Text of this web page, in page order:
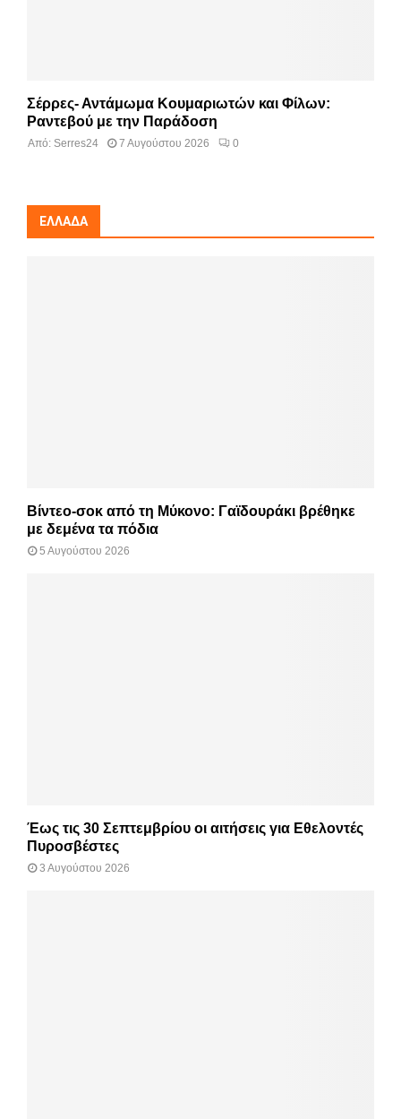
Σέρρες- Αντάμωμα Κουμαριωτών και Φίλων:
Ραντεβού με την Παράδοση
Από: Serres24 7 Αυγούστου 2026 0
ΕΛΛΆΔΑ
Βίντεο-σοκ από τη Μύκονο: Γαϊδουράκι βρέθηκε
με δεμένα τα πόδια
5 Αυγούστου 2026
Έως τις 30 Σεπτεμβρίου οι αιτήσεις για Εθελοντές
Πυροσβέστες
3 Αυγούστου 2026